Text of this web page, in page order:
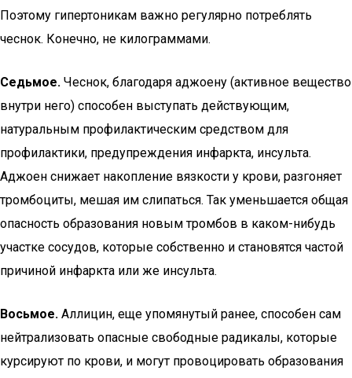
Поэтому гипертоникам важно регулярно потреблять
чеснок. Конечно, не килограммами.
Седьмое. Чеснок, благодаря аджоену (активное вещество
внутри него) способен выступать действующим,
натуральным профилактическим средством для
профилактики, предупреждения инфаркта, инсульта.
Аджоен снижает накопление вязкости у крови, разгоняет
тромбоциты, мешая им слипаться. Так уменьшается общая
опасность образования новым тромбов в каком-нибудь
участке сосудов, которые собственно и становятся частой
причиной инфаркта или же инсульта.
Восьмое. Аллицин, еще упомянутый ранее, способен сам
нейтрализовать опасные свободные радикалы, которые
курсируют по крови, и могут провоцировать образования